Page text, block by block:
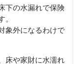
下の水漏れで保険
。
象外になるわけで
床や家財に水濡れ